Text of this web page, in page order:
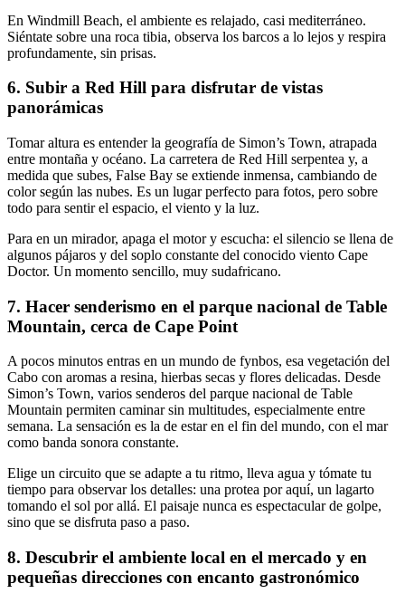
En Windmill Beach, el ambiente es relajado, casi mediterráneo.
Siéntate sobre una roca tibia, observa los barcos a lo lejos y respira
profundamente, sin prisas.
6. Subir a Red Hill para disfrutar de vistas
panorámicas
Tomar altura es entender la geografía de Simon’s Town, atrapada
entre montaña y océano. La carretera de Red Hill serpentea y, a
medida que subes, False Bay se extiende inmensa, cambiando de
color según las nubes. Es un lugar perfecto para fotos, pero sobre
todo para sentir el espacio, el viento y la luz.
Para en un mirador, apaga el motor y escucha: el silencio se llena de
algunos pájaros y del soplo constante del conocido viento Cape
Doctor. Un momento sencillo, muy sudafricano.
7. Hacer senderismo en el parque nacional de Table
Mountain, cerca de Cape Point
A pocos minutos entras en un mundo de fynbos, esa vegetación del
Cabo con aromas a resina, hierbas secas y flores delicadas. Desde
Simon’s Town, varios senderos del parque nacional de Table
Mountain permiten caminar sin multitudes, especialmente entre
semana. La sensación es la de estar en el fin del mundo, con el mar
como banda sonora constante.
Elige un circuito que se adapte a tu ritmo, lleva agua y tómate tu
tiempo para observar los detalles: una protea por aquí, un lagarto
tomando el sol por allá. El paisaje nunca es espectacular de golpe,
sino que se disfruta paso a paso.
8. Descubrir el ambiente local en el mercado y en
pequeñas direcciones con encanto gastronómico